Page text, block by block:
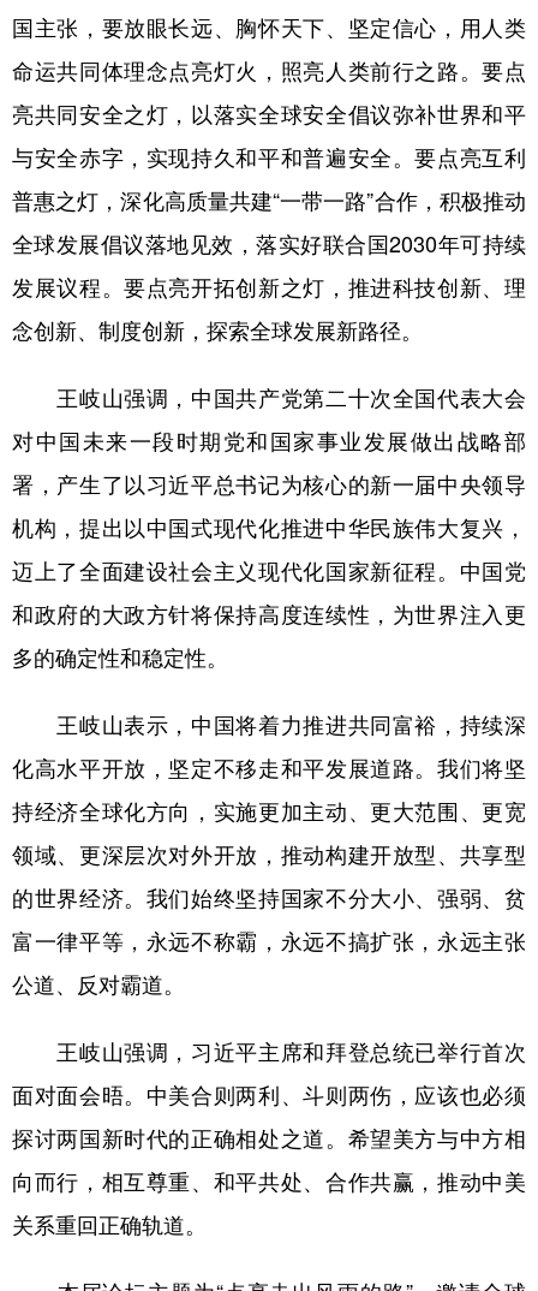
English Español Français عربى
Русский язык 日本語 한국어
Deutsch Português
国主张，要放眼长远、胸怀天下、坚定信心，用人类
命运共同体理念点亮灯火，照亮人类前行之路。要点
亮共同安全之灯，以落实全球安全倡议弥补世界和平
与安全赤字，实现持久和平和普遍安全。要点亮互利
普惠之灯，深化高质量共建“一带一路”合作，积极推动
全球发展倡议落地见效，落实好联合国2030年可持续
发展议程。要点亮开拓创新之灯，推进科技创新、理
念创新、制度创新，探索全球发展新路径。
王岐山强调，中国共产党第二十次全国代表大会
对中国未来一段时期党和国家事业发展做出战略部
署，产生了以习近平总书记为核心的新一届中央领导
机构，提出以中国式现代化推进中华民族伟大复兴，
迈上了全面建设社会主义现代化国家新征程。中国党
和政府的大政方针将保持高度连续性，为世界注入更
多的确定性和稳定性。
王岐山表示，中国将着力推进共同富裕，持续深
化高水平开放，坚定不移走和平发展道路。我们将坚
持经济全球化方向，实施更加主动、更大范围、更宽
领域、更深层次对外开放，推动构建开放型、共享型
的世界经济。我们始终坚持国家不分大小、强弱、贫
富一律平等，永远不称霸，永远不搞扩张，永远主张
公道、反对霸道。
王岐山强调，习近平主席和拜登总统已举行首次
面对面会晤。中美合则两利、斗则两伤，应该也必须
探讨两国新时代的正确相处之道。希望美方与中方相
向而行，相互尊重、和平共处、合作共赢，推动中美
关系重回正确轨道。